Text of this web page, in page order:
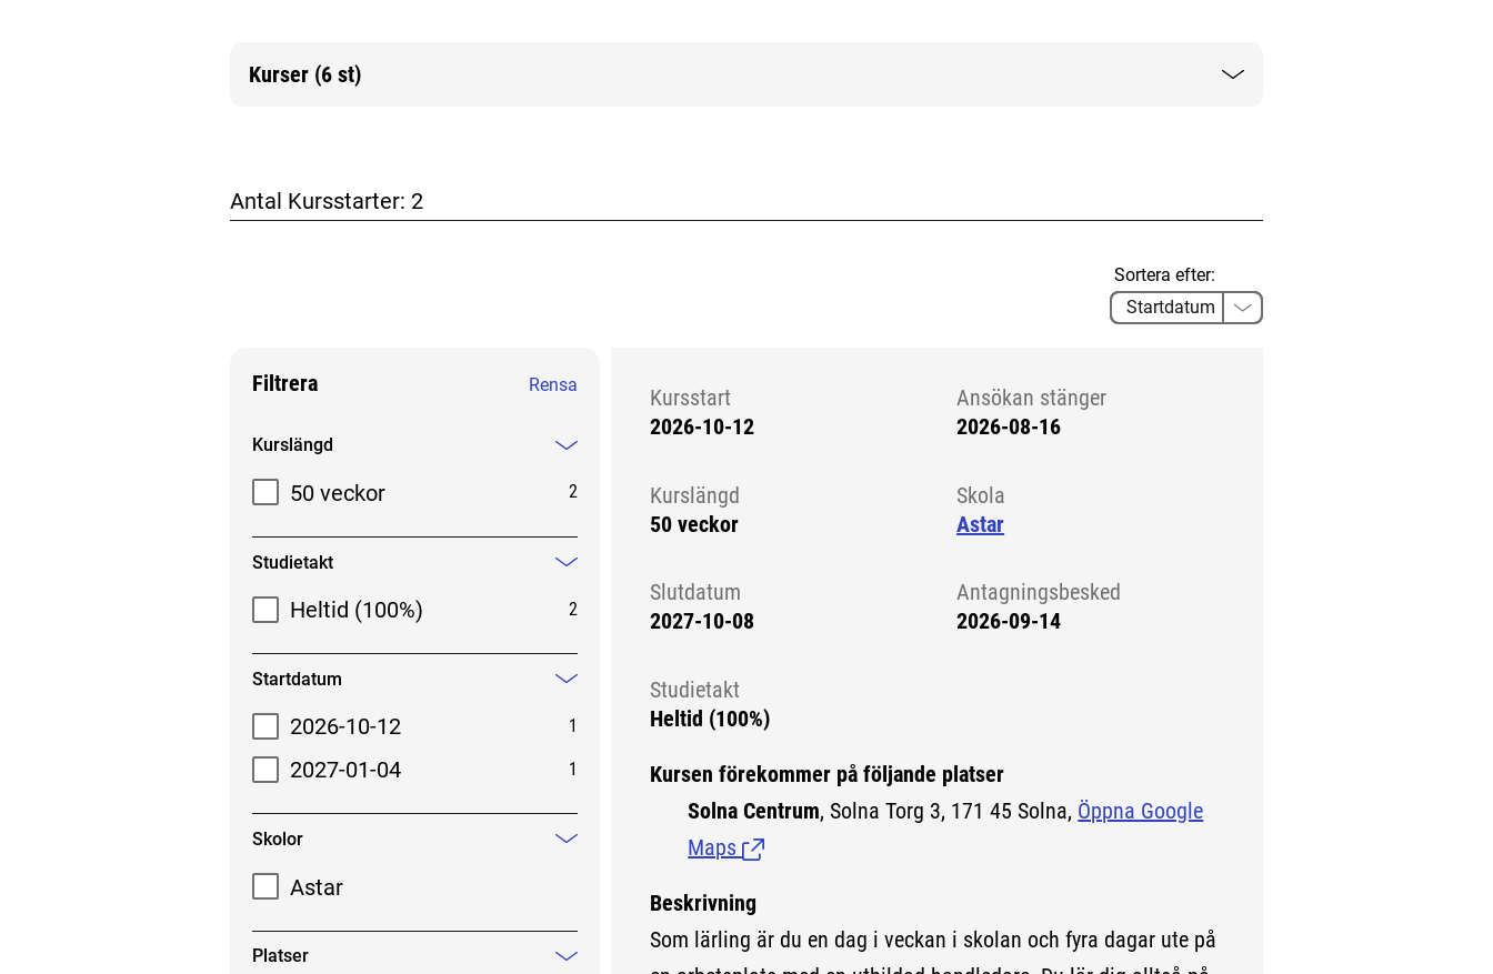
Kurser (6 st)
Mer information
Antal Kursstarter: 2
Sortera efter:
Filtrera Rensa
Filtrera sökresultat
Kurslängd
50 veckor
2
Studietakt
Mindre information
Heltid (100%)
2
Startdatum
Mindre information
2026-10-12
1
2027-01-04 1
Skolor
Mindre information
Astar
Platser
Kursstart
2026-10-12
Ansökan stänger
2026-08-16
Kurslängd
50 veckor
Skola
Astar
Slutdatum
2027-10-08
Antagningsbesked
2026-09-14
Studietakt
Heltid (100%)
Kursen förekommer på följande platser
Solna Centrum, Solna Torg 3, 171 45 Solna, Öppna Google
Maps(Länk till extern sida.)
Beskrivning
Som lärling är du en dag i veckan i skolan och fyra dagar ute på